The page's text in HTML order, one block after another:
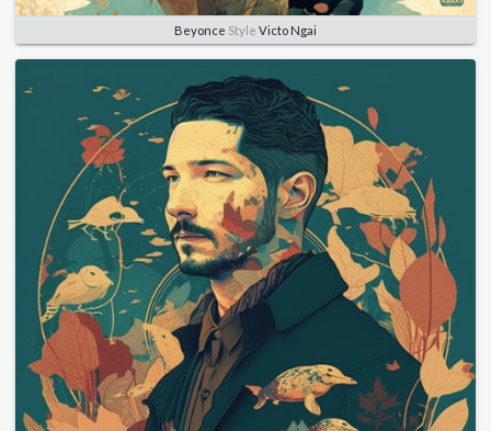
Beyonce Style Victo Ngai